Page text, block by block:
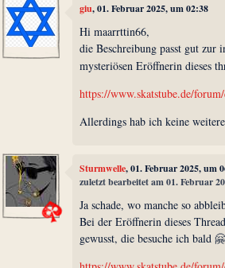
giu, 01. Februar 2025, um 02:38
Hi maarrttin66,
die Beschreibung passt gut zur
mysteriösen Eröffnerin dieses
https://www.skatstube.de/
Allerdings hab ich keine
Sturmwelle, 01. Februar 2025, um
zuletzt bearbeitet am 01. Februar
Ja schade, wo manche so
Bei der Eröffnerin dieses
gewusst, die besuche ich bald 🤗